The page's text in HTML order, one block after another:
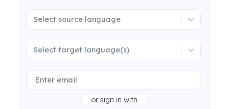
Select source language
Select target language(s)
or sign in with